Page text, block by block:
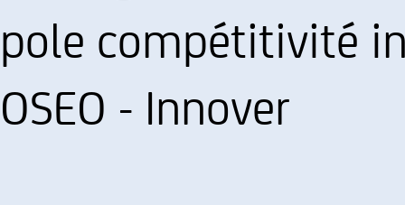
pole compétitivité
OSEO - Innover